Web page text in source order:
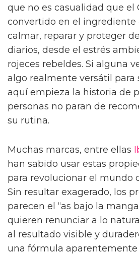
que no es casualidad que el
convertido en el ingrediente
calmar, reparar y proteger
diarios, desde el estrés
rojeces rebeldes. Si alguna
algo realmente versátil para
aquí empieza la historia de
personas no paran de
su rutina.
Muchas marcas, entre ellas
han sabido usar estas
para revolucionar el mundo
Sin resultar exagerado, los
parecen el “as bajo la
quieren renunciar a lo
al resultado visible y
una fórmula aparentemente